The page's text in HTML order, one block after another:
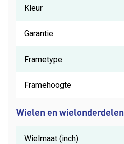
Kleur
Garantie
Frametype
Framehoogte
Wielen en wielonderdelen
Wielmaat (inch)